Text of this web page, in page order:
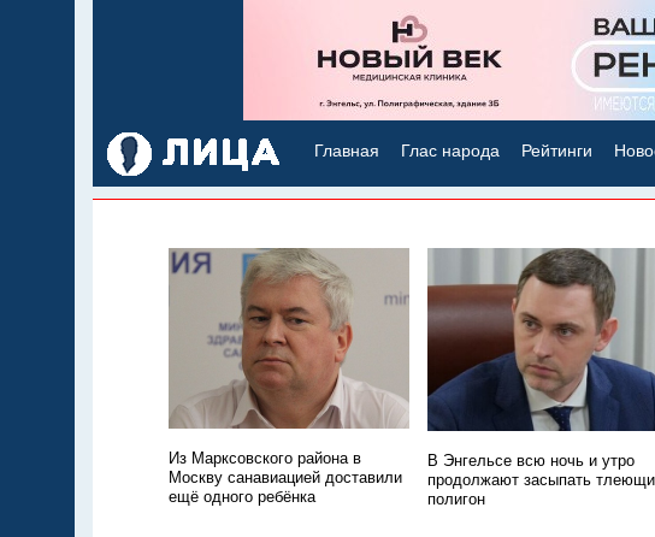
Главная Глас народа Рейтинги
Из Марксовского района в
Москву санавиацией доставили
ещё одного ребёнка
В Энгельсе всю ночь и утро
продолжают засыпать
полигон